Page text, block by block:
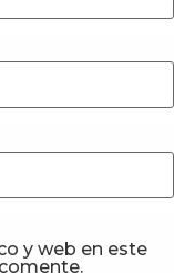
y web en este